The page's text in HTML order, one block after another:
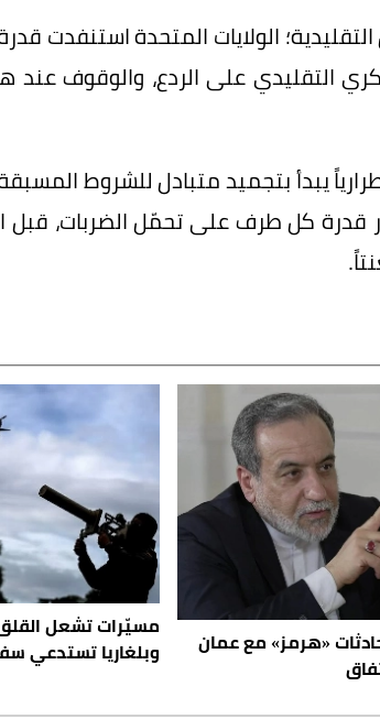
الولايات المتحدة استنفدت
التقليدي على الردع، والوقوف عند
يبدأ بتجميد متبادل للشروط
كل طرف على تحمّل الضربات، قبل
«هرمز» مع عمان
مسيّرات تشعل
وبلغاريا تستدعي